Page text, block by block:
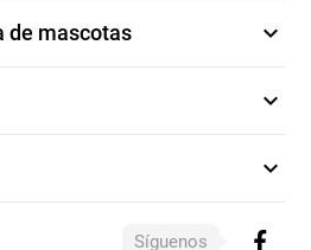
de mascotas expand_more
expand_more
expand_more
Síguenos